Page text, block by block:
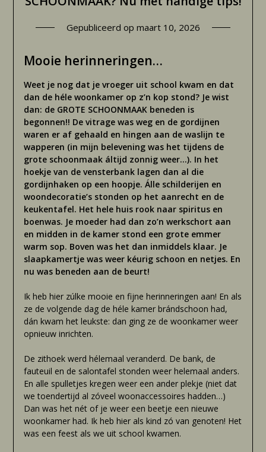
Gepubliceerd op maart 10, 2026
Mooie herinneringen…
Weet je nog dat je vroeger uit school kwam en dat
dan de héle woonkamer op z’n kop stond? Je wist
dan: de GROTE SCHOONMAAK beneden is
begonnen!! De vitrage was weg en de gordijnen
waren er af gehaald en hingen aan de waslijn te
wapperen (in mijn belevening was het tijdens de
grote schoonmaak áltijd zonnig weer…). In het
hoekje van de vensterbank lagen dan al die
gordijnhaken op een hoopje. Álle schilderijen en
woondecoratie’s stonden op het aanrecht en de
keukentafel. Het hele huis rook naar spiritus en
boenwas. Je moeder had dan zo’n werkschort aan
en midden in de kamer stond een grote emmer
warm sop. Boven was het dan inmiddels klaar. Je
slaapkamertje was weer kéurig schoon en netjes. En
nu was beneden aan de beurt!
Ik heb hier zúlke mooie en fijne herinneringen aan! En als
ze de volgende dag de héle kamer brándschoon had,
dán kwam het leukste: dan ging ze de woonkamer weer
opnieuw inrichten.
De zithoek werd hélemaal veranderd. De bank, de
fauteuil en de salontafel stonden weer helemaal anders.
En alle spulletjes kregen weer een ander plekje (niet dat
we toendertijd al zóveel woonaccessoires hadden…)
Dan was het nét of je weer een beetje een nieuwe
woonkamer had. Ik heb hier als kind zó van genoten! Het
was een feest als we uit school kwamen.